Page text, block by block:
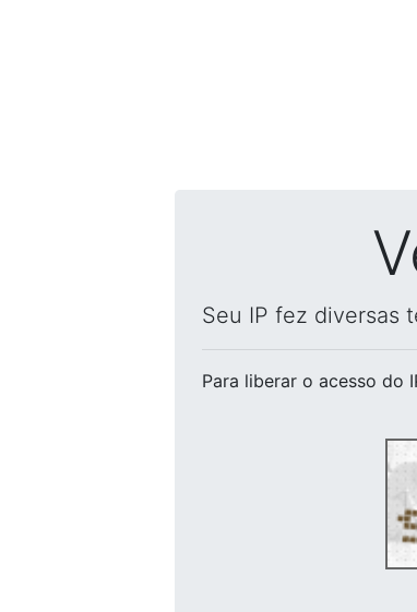
Seu IP fez diversas
Para liberar o acesso do